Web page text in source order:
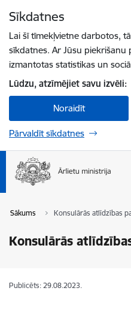
Sīkdatnes
Lai šī tīmekļvietne darbotos,
sīkdatnes. Ar Jūsu piekrišanu
izmantotas statistikas un
Lūdzu, atzīmējiet savu izvēli:
Noraidīt
Pārvaldīt sīkdatnes
Sākums Konsulārās atlīdzības
Konsulārās
Publicēts: 29.08.2023.